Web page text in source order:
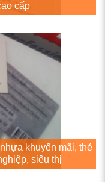
cấp
khuyến mãi, thẻ
siêu thị